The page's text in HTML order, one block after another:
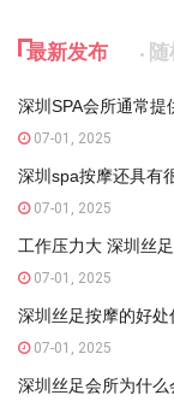
最新发布
深圳SPA会所通常提
07-01, 2025
深圳spa按摩还具有
07-01, 2025
工作压力大 深圳丝
07-01, 2025
深圳丝足按摩的好处
07-01, 2025
深圳丝足会所为什么